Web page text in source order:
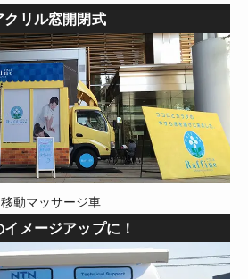
クリル窓開閉式
動マッサージ車
イメージアップに！